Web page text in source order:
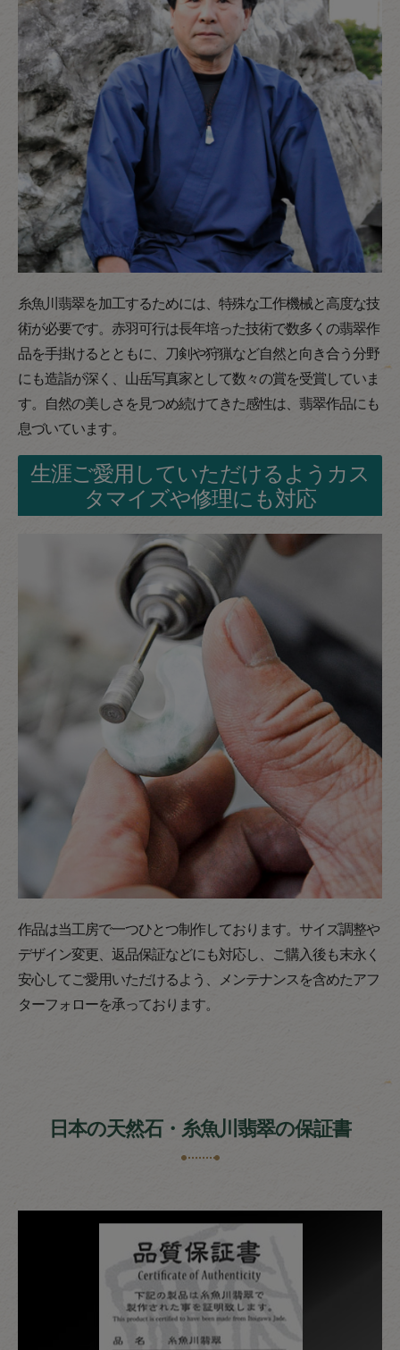
糸魚川翡翠を加工するためには、特殊な工作機械と高度な技
術が必要です。赤羽可行は長年培った技術で数多くの翡翠作
品を手掛けるとともに、刀剣や狩猟など自然と向き合う分野
にも造詣が深く、山岳写真家として数々の賞を受賞していま
す。自然の美しさを見つめ続けてきた感性は、翡翠作品にも
息づいています。
生涯ご愛用していただけるようカス
タマイズや修理にも対応
作品は当工房で一つひとつ制作しております。サイズ調整や
デザイン変更、返品保証などにも対応し、ご購入後も末永く
安心してご愛用いただけるよう、メンテナンスを含めたアフ
ターフォローを承っております。
日本の天然石・糸魚川翡翠の保証書